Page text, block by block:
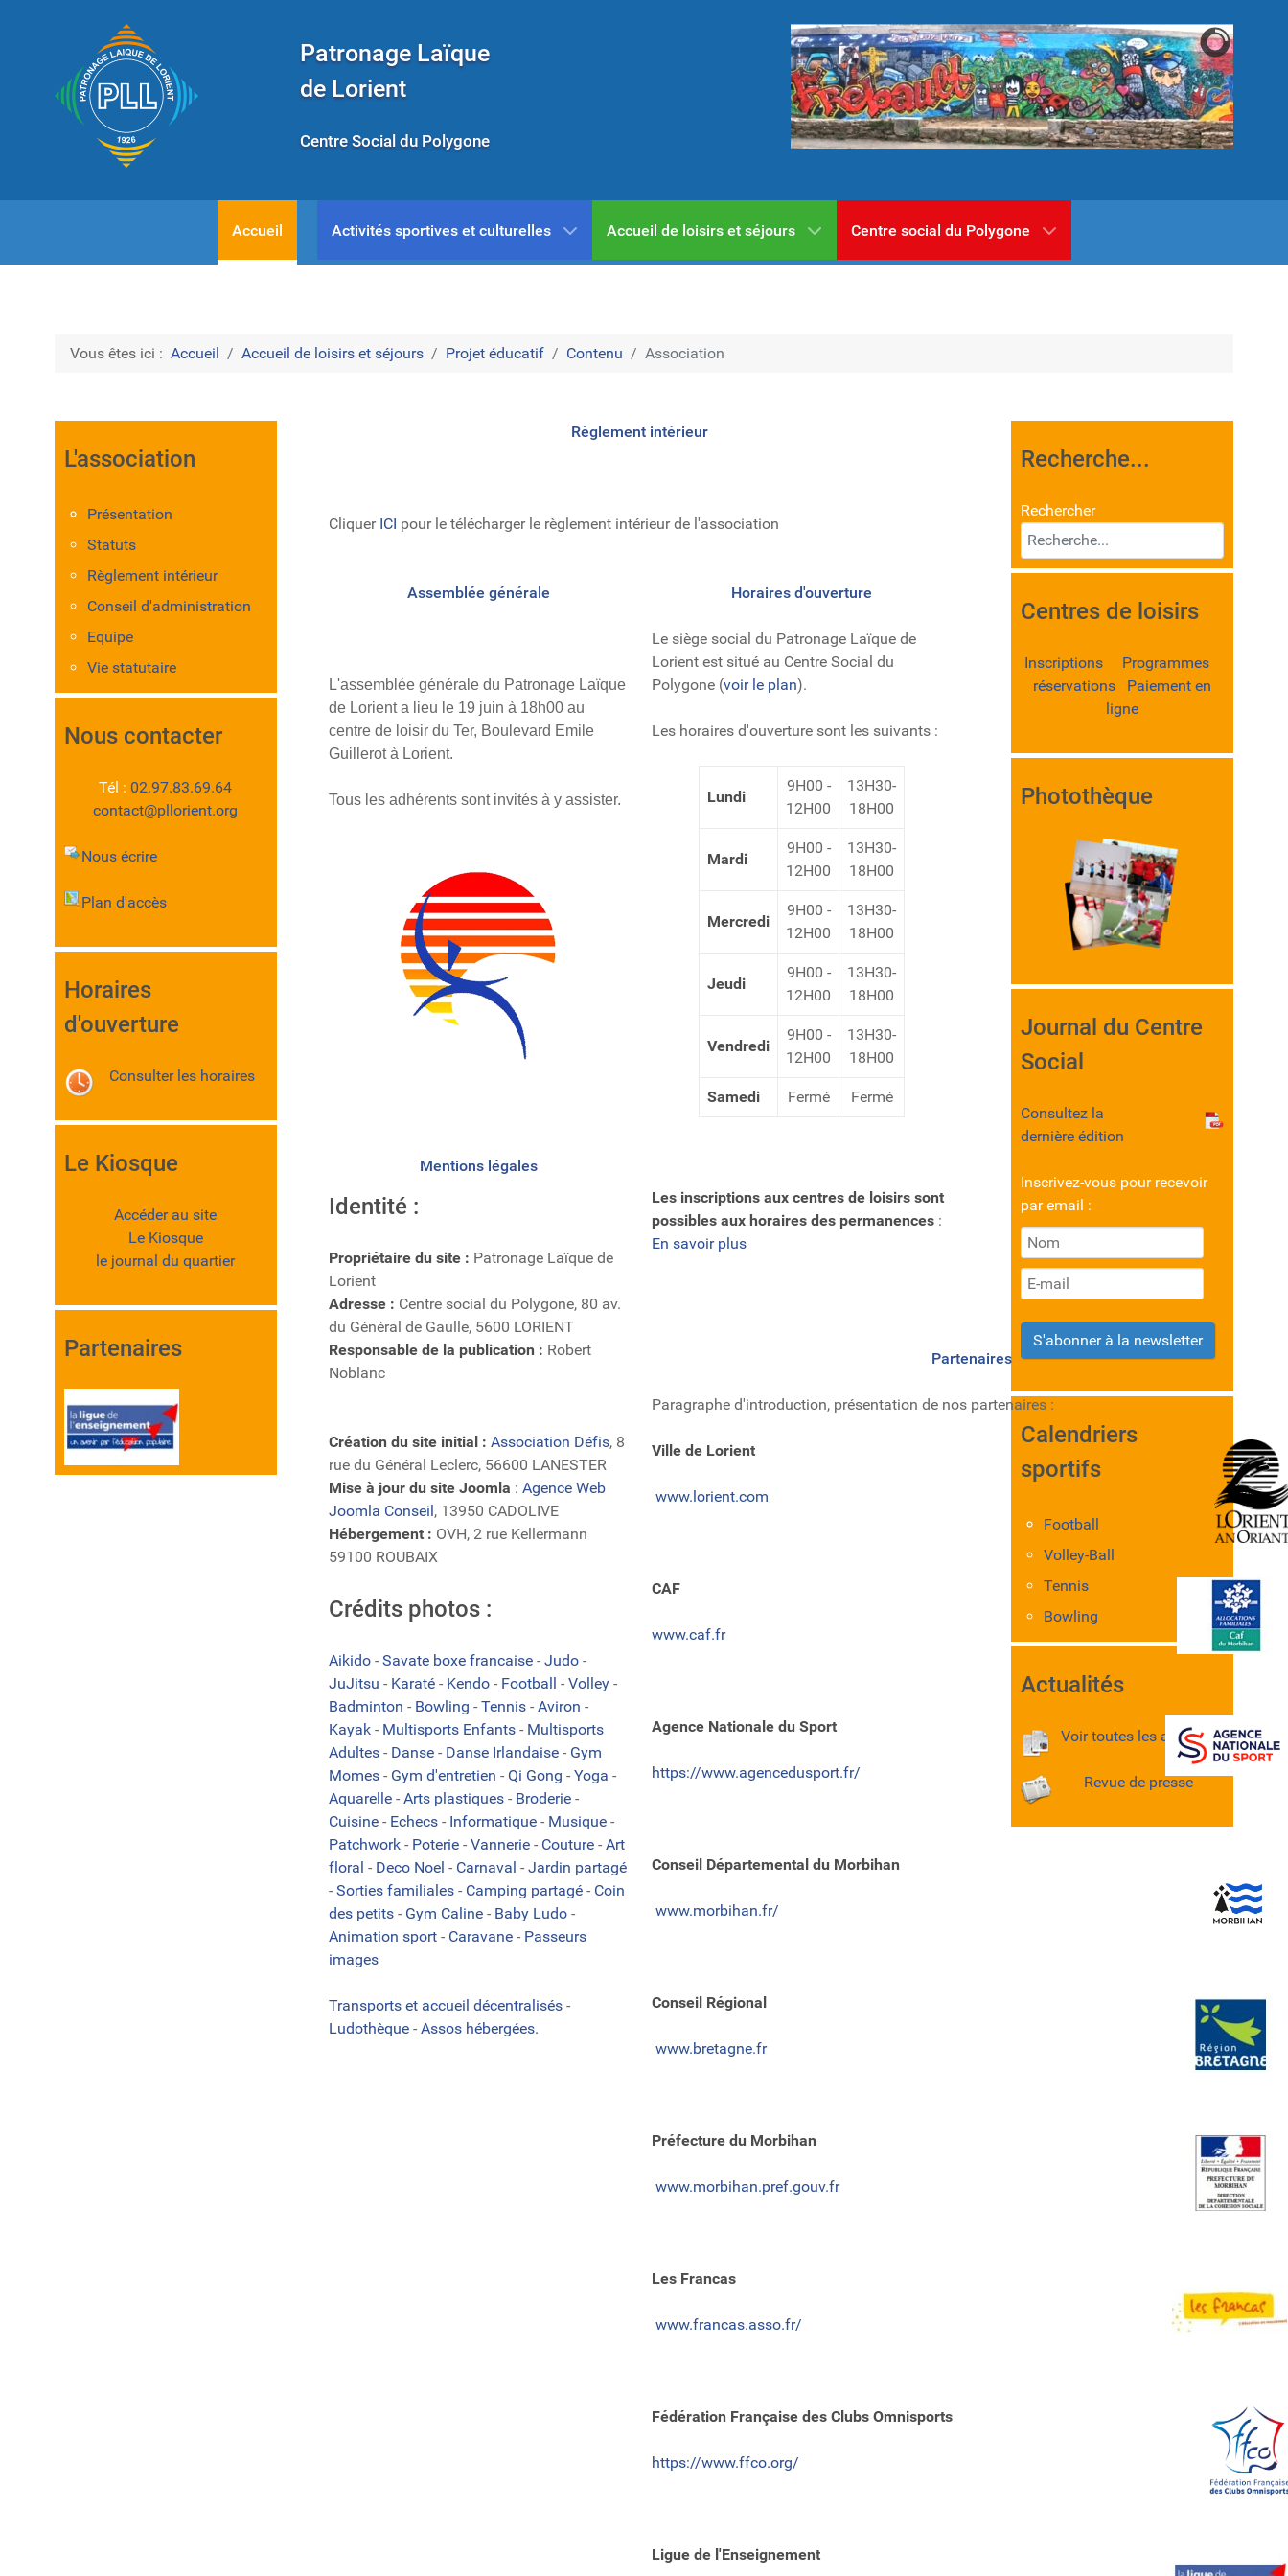
Patronage Laïque
de Lorient
Centre Social du Polygone
Accueil Activités sportives et culturelles Accueil de loisirs et séjours Centre social du Polygone
Vous êtes ici : Accueil Accueil de loisirs et séjours Projet éducatif Contenu Association
L'association
Présentation
Statuts
Règlement intérieur
Conseil d'administration
Equipe
Vie statutaire
Nous contacter
Tél : 02.97.83.69.64
contact@pllorient.org
Nous écrire
Plan d'accès
Horaires
d'ouverture
Consulter les horaires
Le Kiosque
Accéder au site
Le Kiosque
le journal du quartier
Partenaires
Règlement intérieur
Cliquer ICI pour le télécharger le règlement intérieur de l'association
Assemblée générale
L'assemblée générale du Patronage Laïque
de Lorient a lieu le 19 juin à 18h00 au
centre de loisir du Ter, Boulevard Emile
Guillerot à Lorient.
Tous les adhérents sont invités à y assister.
Mentions légales
Identité :
Propriétaire du site : Patronage Laïque de
Lorient
Adresse : Centre social du Polygone, 80 av.
du Général de Gaulle, 5600 LORIENT
Responsable de la publication : Robert
Noblanc
Création du site initial : Association Défis, 8
rue du Général Leclerc, 56600 LANESTER
Mise à jour du site Joomla : Agence Web
Joomla Conseil, 13950 CADOLIVE
Hébergement : OVH, 2 rue Kellermann
59100 ROUBAIX
Crédits photos :
Aikido - Savate boxe francaise - Judo -
JuJitsu - Karaté - Kendo - Football - Volley -
Badminton - Bowling - Tennis - Aviron -
Kayak - Multisports Enfants - Multisports
Adultes - Danse - Danse Irlandaise - Gym
Momes - Gym d'entretien - Qi Gong - Yoga -
Aquarelle - Arts plastiques - Broderie -
Cuisine - Echecs - Informatique - Musique -
Patchwork - Poterie - Vannerie - Couture - Art
floral - Deco Noel - Carnaval - Jardin partagé
- Sorties familiales - Camping partagé - Coin
des petits - Gym Caline - Baby Ludo -
Animation sport - Caravane - Passeurs
images
Transports et accueil décentralisés -
Ludothèque - Assos hébergées.
Horaires d'ouverture
Le siège social du Patronage Laïque de
Lorient est situé au Centre Social du
Polygone (voir le plan).
Les horaires d'ouverture sont les suivants :
Lundi
9H00 -
12H00
13H30-
18H00
Mardi
9H00 -
12H00
13H30-
18H00
Mercredi
9H00 -
12H00
13H30-
18H00
Jeudi
9H00 -
12H00
13H30-
18H00
Vendredi
9H00 -
12H00
13H30-
18H00
Samedi Fermé Fermé
Les inscriptions aux centres de loisirs sont
possibles aux horaires des permanences:
En savoir plus
Partenaires
Paragraphe d'introduction, présentation de nos partenaires :
Ville de Lorient
www.lorient.com
CAF
www.caf.fr
Agence Nationale du Sport
https://www.agencedusport.fr/
Conseil Départemental du Morbihan
www.morbihan.fr/
Conseil Régional
www.bretagne.fr
Préfecture du Morbihan
www.morbihan.pref.gouv.fr
Les Francas
www.francas.asso.fr/
Fédération Française des Clubs Omnisports
https://www.ffco.org/
Ligue de l'Enseignement
Recherche...
Rechercher
Centres de loisirs
Inscriptions Programmes
réservations Paiement en
ligne
Photothèque
Journal du Centre
Social
Consultez la
dernière édition
Inscrivez-vous pour recevoir
par email :
S'abonner à la newsletter
Calendriers
sportifs
Football
Volley-Ball
Tennis
Bowling
Actualités
Voir toutes les archives
Revue de presse